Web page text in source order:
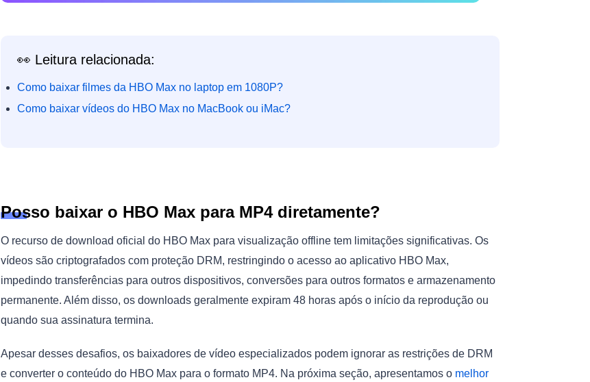
👀 Leitura relacionada:
Como baixar filmes da HBO Max no laptop em 1080P?
Como baixar vídeos do HBO Max no MacBook ou iMac?
Posso baixar o HBO Max para MP4 diretamente?
O recurso de download oficial do HBO Max para visualização offline tem limitações significativas. Os
vídeos são criptografados com proteção DRM, restringindo o acesso ao aplicativo HBO Max,
impedindo transferências para outros dispositivos, conversões para outros formatos e armazenamento
permanente. Além disso, os downloads geralmente expiram 48 horas após o início da reprodução ou
quando sua assinatura termina.
Apesar desses desafios, os baixadores de vídeo especializados podem ignorar as restrições de DRM
e converter o conteúdo do HBO Max para o formato MP4. Na próxima seção, apresentamos o melhor